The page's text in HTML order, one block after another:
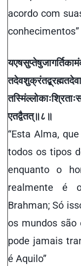
acordo com
conhecimentos”
यएषसुप्तेषुजागर्तिकामं
तदेवशुक्रंतद्ब्रह्म
तस्मिंल्लोकाःश्रिताः
एतद्वैतत्॥८ ॥
“Esta Alma,
todos os tipos
enquanto o
realmente é
Brahman; Só
os mundos são
pode jamais
é Aquilo”